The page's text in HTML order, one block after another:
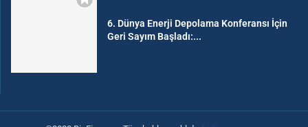
6. Dünya Enerji Depolama Konferansı İçin
Geri Sayım Başladı:...